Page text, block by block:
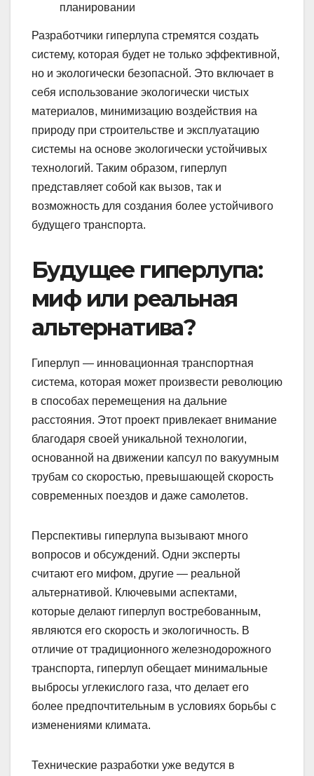
планировании
Разработчики гиперлупа стремятся создать
систему, которая будет не только эффективной,
но и экологически безопасной. Это включает в
себя использование экологически чистых
материалов, минимизацию воздействия на
природу при строительстве и эксплуатацию
системы на основе экологически устойчивых
технологий. Таким образом, гиперлуп
представляет собой как вызов, так и
возможность для создания более устойчивого
будущего транспорта.
Будущее гиперлупа:
миф или реальная
альтернатива?
Гиперлуп — инновационная транспортная
система, которая может произвести революцию
в способах перемещения на дальние
расстояния. Этот проект привлекает внимание
благодаря своей уникальной технологии,
основанной на движении капсул по вакуумным
трубам со скоростью, превышающей скорость
современных поездов и даже самолетов.
Перспективы гиперлупа вызывают много
вопросов и обсуждений. Одни эксперты
считают его мифом, другие — реальной
альтернативой. Ключевыми аспектами,
которые делают гиперлуп востребованным,
являются его скорость и экологичность. В
отличие от традиционного железнодорожного
транспорта, гиперлуп обещает минимальные
выбросы углекислого газа, что делает его
более предпочтительным в условиях борьбы с
изменениями климата.
Технические разработки уже ведутся в